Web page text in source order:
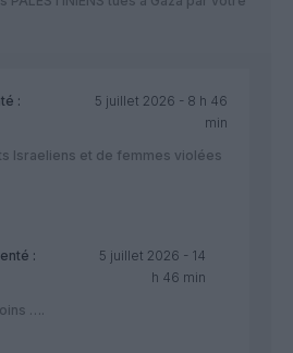
:
5 juillet 2026 - 8 h 46
min
Israeliens et de femmes violées
:
5 juillet 2026 - 14
h 46 min
….